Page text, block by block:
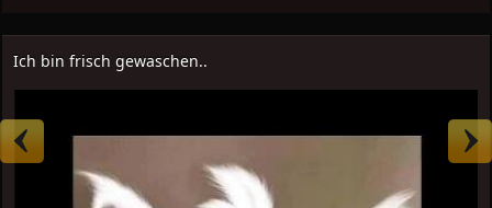
Ich bin frisch gewaschen..